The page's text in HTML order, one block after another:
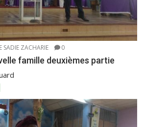
SADIE ZACHARIE 0
famille deuxièmes partie